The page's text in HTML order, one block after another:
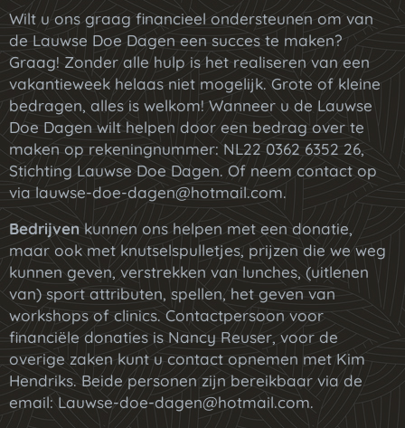
Wilt u ons graag financieel ondersteunen om van
de Lauwse Doe Dagen een succes te maken?
Graag! Zonder alle hulp is het realiseren van een
vakantieweek helaas niet mogelijk. Grote of kleine
bedragen, alles is welkom! Wanneer u de Lauwse
Doe Dagen wilt helpen door een bedrag over te
maken op rekeningnummer: NL22 0362 6352 26,
Stichting Lauwse Doe Dagen. Of neem contact op
via lauwse-doe-dagen@hotmail.com.
Bedrijven kunnen ons helpen met een donatie,
maar ook met knutselspulletjes, prijzen die we weg
kunnen geven, verstrekken van lunches, (uitlenen
van) sport attributen, spellen, het geven van
workshops of clinics. Contactpersoon voor
financiële donaties is Nancy Reuser, voor de
overige zaken kunt u contact opnemen met Kim
Hendriks. Beide personen zijn bereikbaar via de
email: Lauwse-doe-dagen@hotmail.com.